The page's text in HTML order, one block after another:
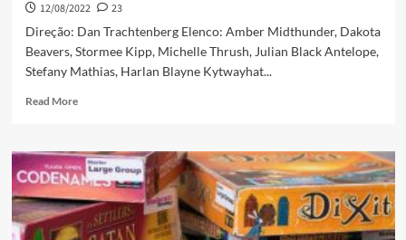
12/08/2022
23
Direção: Dan Trachtenberg Elenco: Amber Midthunder, Dakota
Beavers, Stormee Kipp, Michelle Thrush, Julian Black Antelope,
Stefany Mathias, Harlan Blayne Kytwayhat...
Read More